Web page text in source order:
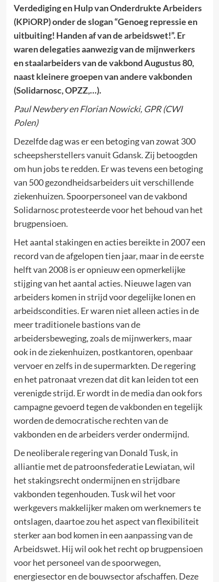
Verdediging en Hulp van Onderdrukte Arbeiders
(KPiORP) onder de slogan “Genoeg repressie en
uitbuiting! Handen af van de arbeidswet!”. Er
waren delegaties aanwezig van de mijnwerkers
en staalarbeiders van de vakbond Augustus 80,
naast kleinere groepen van andere vakbonden
(Solidarnosc, OPZZ,…).
Paul Newbery en Florian Nowicki, GPR (CWI
Polen)
Dezelfde dag was er een betoging van zowat 300
scheepsherstellers vanuit Gdansk. Zij betoogden
om hun jobs te redden. Er was tevens een betoging
van 500 gezondheidsarbeiders uit verschillende
ziekenhuizen. Spoorpersoneel van de vakbond
Solidarnosc protesteerde voor het behoud van het
brugpensioen.
Het aantal stakingen en acties bereikte in 2007 een
record van de afgelopen tien jaar, maar in de eerste
helft van 2008 is er opnieuw een opmerkelijke
stijging van het aantal acties. Nieuwe lagen van
arbeiders komen in strijd voor degelijke lonen en
arbeidscondities. Er waren niet alleen acties in de
meer traditionele bastions van de
arbeidersbeweging, zoals de mijnwerkers, maar
ook in de ziekenhuizen, postkantoren, openbaar
vervoer en zelfs in de supermarkten. De regering
en het patronaat vrezen dat dit kan leiden tot een
verenigde strijd. Er wordt in de media dan ook fors
campagne gevoerd tegen de vakbonden en tegelijk
worden de democratische rechten van de
vakbonden en de arbeiders verder ondermijnd.
De neoliberale regering van Donald Tusk, in
alliantie met de patroonsfederatie Lewiatan, wil
het stakingsrecht ondermijnen en strijdbare
vakbonden tegenhouden. Tusk wil het voor
werkgevers makkelijker maken om werknemers te
ontslagen, daartoe zou het aspect van flexibiliteit
sterker aan bod komen in een aanpassing van de
Arbeidswet. Hij wil ook het recht op brugpensioen
voor het personeel van de spoorwegen,
energiesector en de bouwsector afschaffen. Deze